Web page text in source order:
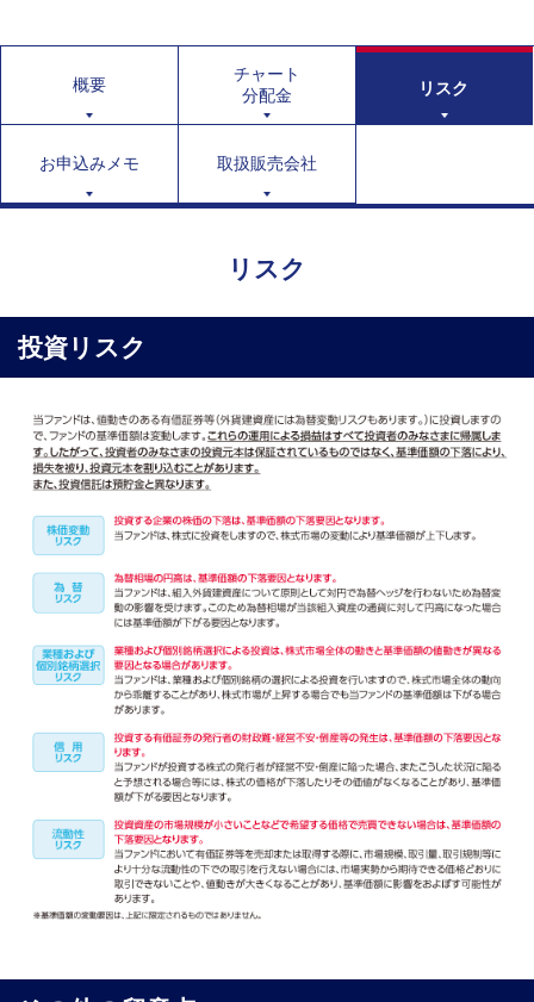
概要
チャート
分配金
リスク
お申込みメモ 取扱販売会社
リスク
投資リスク